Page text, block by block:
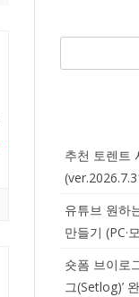
추천 토렌트
유튜브 원하
만들기 (PC·
숏폼 브이로
그(Setlog)’